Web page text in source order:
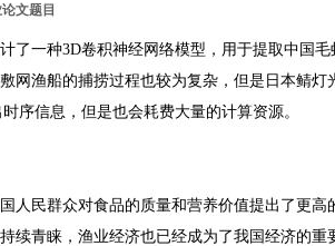
文题目
了一种3D卷积神经网络模型，用于提取中国
网渔船的捕捞过程也较为复杂，但是日本鲭灯
序信息，但是也会耗费大量的计算资源。
人民群众对食品的质量和营养价值提出了更
续青睐，渔业经济也已经成为了我国经济的